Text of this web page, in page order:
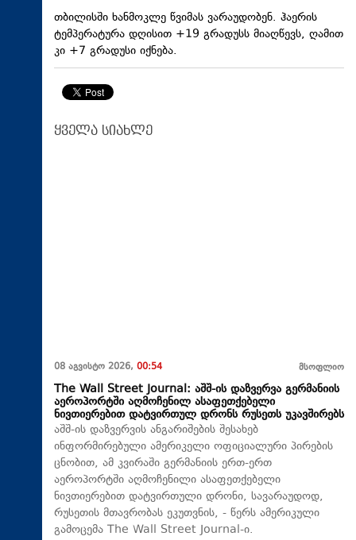
თბილისში ხანმოკლე წვიმას ვარაუდობენ. ჰაერის
ტემპერატურა დღისით +19 გრადუსს მიაღწევს, ღამით
კი +7 გრადუსი იქნება.
ყველა სიახლე
08 აგვისტო 2026, 00:54 მსოფლიო
The Wall Street Journal: აშშ-ის დაზვერვა გერმანიის
აეროპორტში აღმოჩენილ ასაფეთქებელი
ნივთიერებით დატვირთულ დრონს რუსეთს უკავშირებს
აშშ-ის დაზვერვის ანგარიშების შესახებ
ინფორმირებული ამერიკელი ოფიციალური პირების
ცნობით, ამ კვირაში გერმანიის ერთ-ერთ
აეროპორტში აღმოჩენილი ასაფეთქებელი
ნივთიერებით დატვირთული დრონი, სავარაუდოდ,
რუსეთის მთავრობას ეკუთვნის, - წერს ამერიკული
გამოცემა The Wall Street Journal-ი.